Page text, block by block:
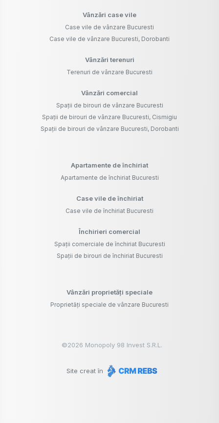
Vânzări case vile
Case vile de vânzare Bucuresti
Case vile de vânzare Bucuresti, Dorobanti
Vânzări terenuri
Terenuri de vânzare Bucuresti
Vânzări comercial
Spații de birouri de vânzare Bucuresti
Spații de birouri de vânzare Bucuresti, Cismigiu
Spații de birouri de vânzare Bucuresti, Dorobanti
Apartamente de închiriat
Apartamente de închiriat Bucuresti
Case vile de închiriat
Case vile de închiriat Bucuresti
Închirieri comercial
Spații comerciale de închiriat Bucuresti
Spații de birouri de închiriat Bucuresti
Vânzări proprietăți speciale
Proprietăți speciale de vânzare Bucuresti
©2026 Monopoly 98 Invest S.R.L.
Site creat în